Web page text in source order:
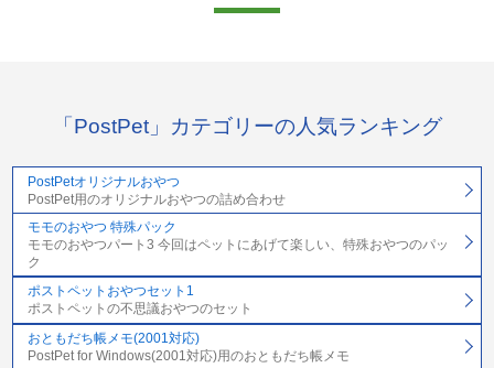
「PostPet」カテゴリーの人気ランキング
PostPetオリジナルおやつ
PostPet用のオリジナルおやつの詰め合わせ
モモのおやつ 特殊パック
モモのおやつパート3 今回はペットにあげて楽しい、特殊おやつのパッ
ク
ポストペットおやつセット1
ポストペットの不思議おやつのセット
おともだち帳メモ(2001対応)
PostPet for Windows(2001対応)用のおともだち帳メモ